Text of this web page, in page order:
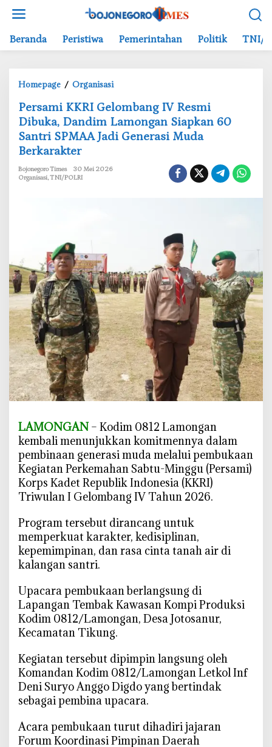
Beranda Peristiwa Pemerintahan Politik TNI/
Homepage / Organisasi
e
r
s
l
o
m
b
a
n
g
I
V
R
e
m
i
D
i
b
u
a
,
D
d
m
L
m
o
n
g
n
S
‎Persami KKRI Gelombang IV Resmi
Dibuka, Dandim Lamongan Siapkan 60
Santri SPMAA Jadi Generasi Muda
Berkarakter
Bojonegoro Times
30 Mei 2026
Organisasi,TNI/POLRI
LAMONGAN– Kodim 0812 Lamongan
kembali menunjukkan komitmennya dalam
pembinaan generasi muda melalui pembukaan
Kegiatan Perkemahan Sabtu-Minggu (Persami)
Korps Kadet Republik Indonesia (KKRI)
Triwulan I Gelombang IV Tahun 2026.
‎Program tersebut dirancang untuk
memperkuat karakter, kedisiplinan,
kepemimpinan, dan rasa cinta tanah air di
kalangan santri.
‎Upacara pembukaan berlangsung di
Lapangan Tembak Kawasan Kompi Produksi
Kodim 0812/Lamongan, Desa Jotosanur,
Kecamatan Tikung.
‎Kegiatan tersebut dipimpin langsung oleh
Komandan Kodim 0812/Lamongan Letkol Inf
Deni Suryo Anggo Digdo yang bertindak
sebagai pembina upacara.
‎Acara pembukaan turut dihadiri jajaran
Forum Koordinasi Pimpinan Daerah